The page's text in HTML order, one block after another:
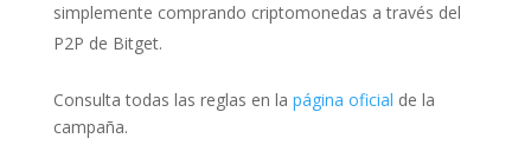
simplemente comprando criptomonedas a través del
P2P de Bitget.
Consulta todas las reglas en la página oficial de la
campaña.